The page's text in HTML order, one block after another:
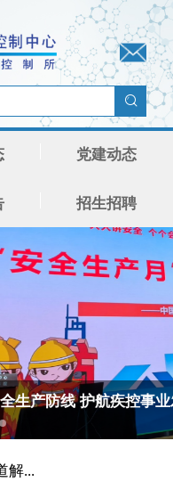
党建动态
招生招聘
发展——...
解...